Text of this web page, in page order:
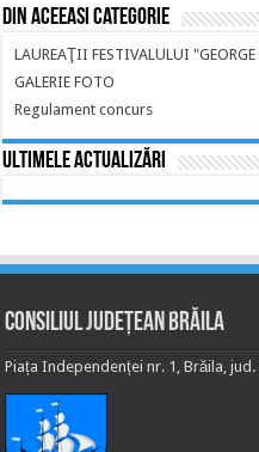
Din aceeasi categorie
LAUREAŢII FESTIVALULUI
GALERIE FOTO
Regulament concurs
Ultimele actualizări
Consiliul Județean Brăila
Piața Independenței nr. 1, Brăila,